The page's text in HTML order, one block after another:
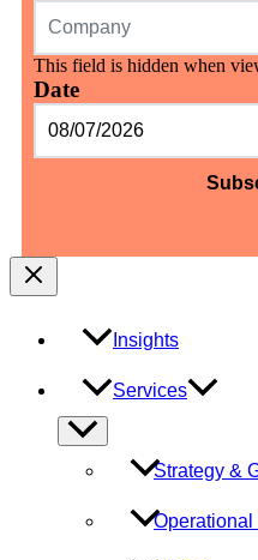
This field is hidden when
Date
Insights
Services
Menu
Toggle
Strategy &